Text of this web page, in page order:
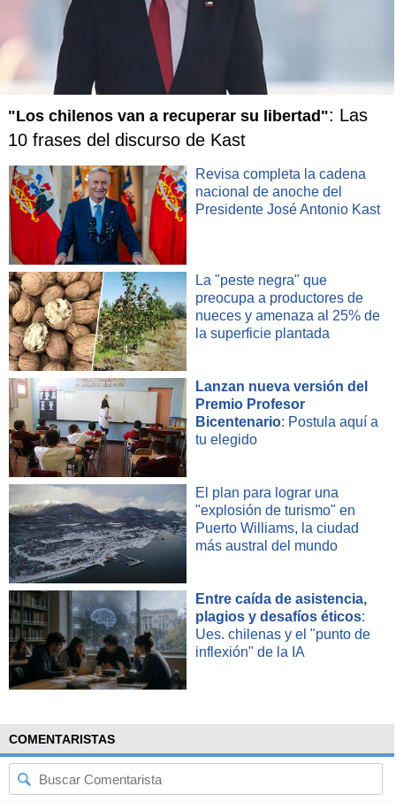
"Los chilenos van a recuperar su libertad": Las
10 frases del discurso de Kast
Revisa completa la cadena
nacional de anoche del
Presidente José Antonio Kast
La "peste negra" que
preocupa a productores de
nueces y amenaza al 25% de
la superficie plantada
Lanzan nueva versión del
Premio Profesor
Bicentenario: Postula aquí a
tu elegido
El plan para lograr una
"explosión de turismo" en
Puerto Williams, la ciudad
más austral del mundo
Entre caída de asistencia,
plagios y desafíos éticos:
Ues. chilenas y el "punto de
inflexión" de la IA
COMENTARISTAS